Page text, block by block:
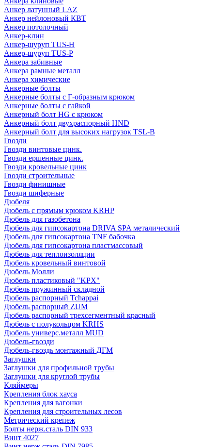
Анкер латунный LAZ
Анкер нейлоновый КВТ
Анкер потолочный
Анкер-клин
Анкер-шуруп TUS-H
Анкер-шуруп TUS-P
Анкера забивные
Анкера рамные металл
Анкера химические
Анкерные болты
Анкерные болты с Г-образным крюком
Анкерные болты с гайкой
Анкерный болт HG с крюком
Анкерный болт двухраспорный HND
Анкерный болт для высоких нагрузок TSL-B
Гвозди
Гвозди винтовые цинк.
Гвозди ершенные цинк.
Гвозди кровельные цинк
Гвозди строительные
Гвозди финишные
Гвозди шиферные
Дюбеля
Дюбель с прямым крюком KRHP
Дюбель для газобетона
Дюбель для гипсокартона DRIVA SPA металический
Дюбель для гипсокартона TNF бабочка
Дюбель для гипсокартона пластмассовый
Дюбель для теплоизоляции
Дюбель кровельный винтовой
Дюбель Молли
Дюбель пластиковый "KPX"
Дюбель пружинный складной
Дюбель распорный Tchappai
Дюбель распорный ZUM
Дюбель распорный трехсегментный красный
Дюбель с полукольцом KRHS
Дюбель универс.металл MUD
Дюбель-гвозди
Дюбель-гвоздь монтажный ДГМ
Заглушки
Заглушки для профильной трубы
Заглушки для круглой трубы
Кляймеры
Крепления блок хауса
Крепления для вагонки
Крепления для строительных лесов
Метрический крепеж
Болты нерж.сталь DIN 933
Винт 4027